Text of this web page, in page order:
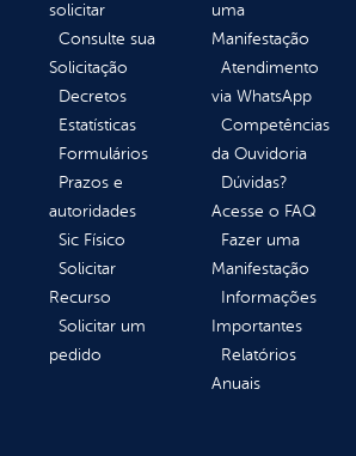
solicitar
Consulte sua
Solicitação
Decretos
Estatísticas
Formulários
Prazos e
autoridades
Sic Físico
Solicitar
Recurso
Solicitar um
pedido
uma
Manifestação
Atendimento
via WhatsApp
Competências
da Ouvidoria
Dúvidas?
Acesse o FAQ
Fazer uma
Manifestação
Informações
Importantes
Relatórios
Anuais